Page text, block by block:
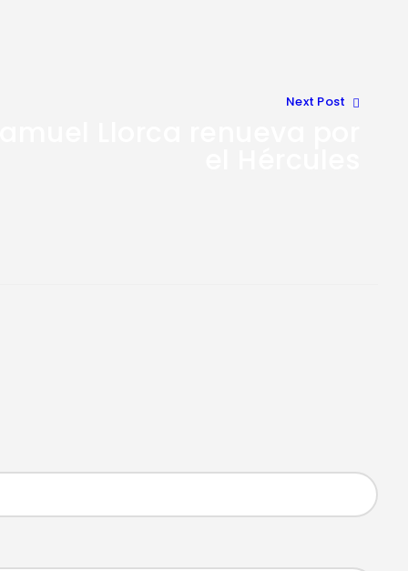
Next Post